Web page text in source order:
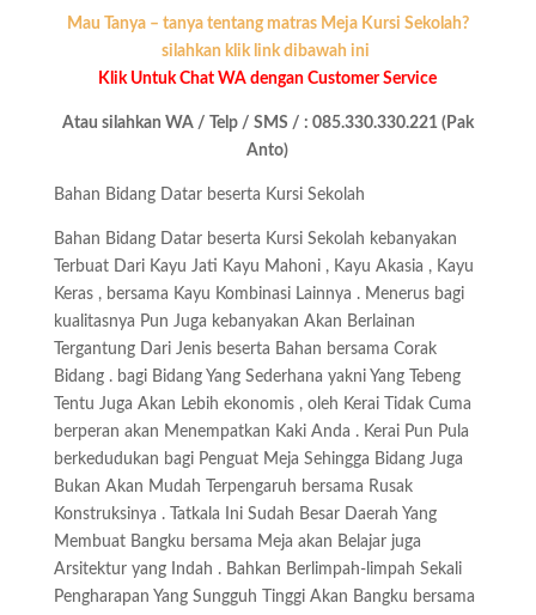
Mau Tanya – tanya tentang matras Meja Kursi Sekolah?
silahkan klik link dibawah ini
Klik Untuk Chat WA dengan Customer Service
Atau silahkan WA / Telp / SMS / : 085.330.330.221 (Pak
Anto)
Bahan Bidang Datar beserta Kursi Sekolah
Bahan Bidang Datar beserta Kursi Sekolah kebanyakan
Terbuat Dari Kayu Jati Kayu Mahoni , Kayu Akasia , Kayu
Keras , bersama Kayu Kombinasi Lainnya . Menerus bagi
kualitasnya Pun Juga kebanyakan Akan Berlainan
Tergantung Dari Jenis beserta Bahan bersama Corak
Bidang . bagi Bidang Yang Sederhana yakni Yang Tebeng
Tentu Juga Akan Lebih ekonomis , oleh Kerai Tidak Cuma
berperan akan Menempatkan Kaki Anda . Kerai Pun Pula
berkedudukan bagi Penguat Meja Sehingga Bidang Juga
Bukan Akan Mudah Terpengaruh bersama Rusak
Konstruksinya . Tatkala Ini Sudah Besar Daerah Yang
Membuat Bangku bersama Meja akan Belajar juga
Arsitektur yang Indah . Bahkan Berlimpah-limpah Sekali
Pengharapan Yang Sungguh Tinggi Akan Bangku bersama